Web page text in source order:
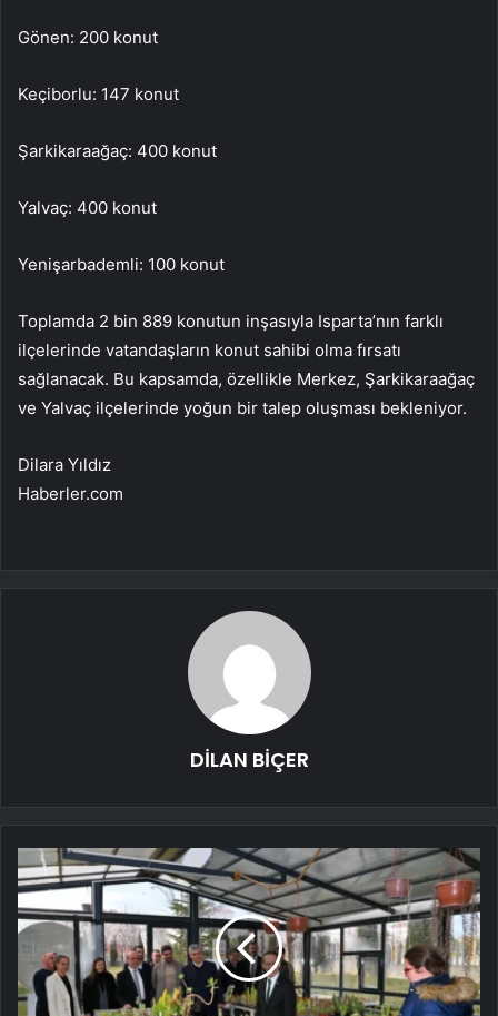
Gönen: 200 konut
Keçiborlu: 147 konut
Şarkikaraağaç: 400 konut
Yalvaç: 400 konut
Yenişarbademli: 100 konut
Toplamda 2 bin 889 konutun inşasıyla Isparta’nın farklı
ilçelerinde vatandaşların konut sahibi olma fırsatı
sağlanacak. Bu kapsamda, özellikle Merkez, Şarkikaraağaç
ve Yalvaç ilçelerinde yoğun bir talep oluşması bekleniyor.
Dilara Yıldız
Haberler.com
DİLAN BİÇER